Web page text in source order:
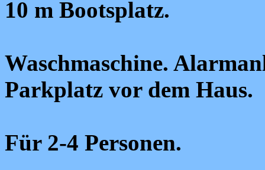
10 m Bootsplatz.
Waschmaschine.
Parkplatz vor dem Haus.
Für 2-4 Personen.